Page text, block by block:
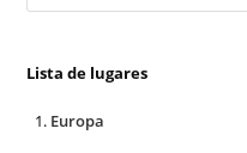
Lista de lugares
Europa